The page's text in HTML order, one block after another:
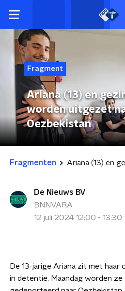
Fragment
Ariana (13) en
worden uitgezet
Oezbekistan
Fragmenten
De Nieuws BV
BNNVARA
12 juli 2024 12:00 - 13:30
De 13-jarige Ariana zit met haar
in detentie. Maandag worden ze